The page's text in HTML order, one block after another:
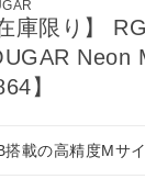
庫限り】
Neon
】
搭載の高精度Mサ